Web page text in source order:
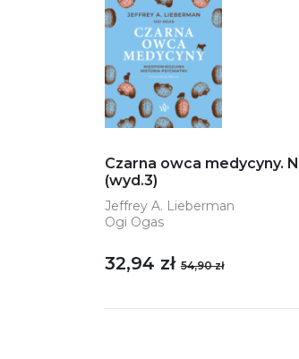
Czarna owca medycyny.
(wyd.3)
Jeffrey A. Lieberman
Ogi Ogas
32,94 zł 54,90 zł